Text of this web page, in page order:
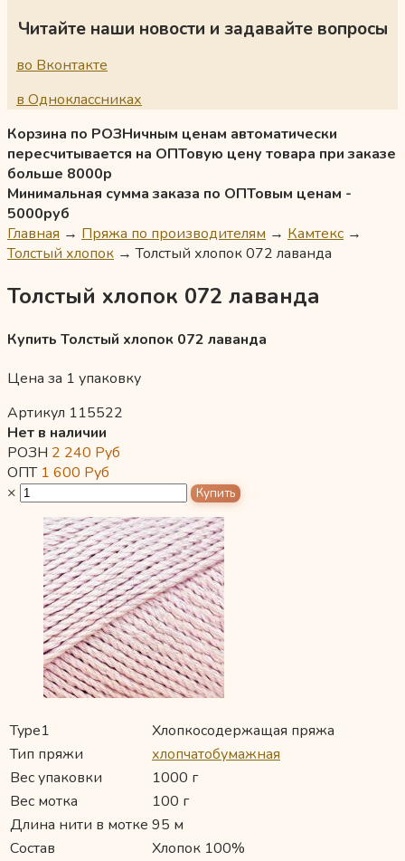
Читайте наши новости и задавайте вопросы
во Вконтакте
в Одноклассниках
Корзина по РОЗНичным ценам автоматически
пересчитывается на ОПТовую цену товара при заказе
больше 8000р
Минимальная сумма заказа по ОПТовым ценам -
5000руб
Главная → Пряжа по производителям → Камтекс →
Толстый хлопок → Толстый хлопок 072 лаванда
Толстый хлопок 072 лаванда
Купить Толстый хлопок 072 лаванда
Цена за 1 упаковку
Артикул 115522
Нет в наличии
РОЗН 2 240 Руб
ОПТ 1 600 Руб
×
Type1
Хлопкосодержащая пряжа
Тип пряжи
хлопчатобумажная
Вес упаковки
1000 г
Вес мотка
100 г
Длина нити в мотке 95 м
Состав
Хлопок 100%